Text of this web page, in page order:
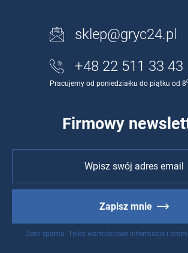
sklep@gryc24.pl
+48 22 511 33 43
Pracujemy od poniedziałku do piątku od 8
Firmowy
Zapisz mnie
Zero spamu. Tylko wartościowe informacje i